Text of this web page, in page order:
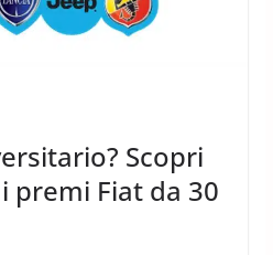
Scopri
premi Fiat da 30